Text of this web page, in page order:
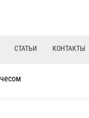
СТАТЬИ КОНТАКТЫ